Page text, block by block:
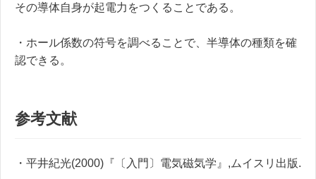
その導体自身が起電力をつくることである。
・ホール係数の符号を調べることで、半導体の種類を確
認できる。
参考文献
・平井紀光(2000)『〔入門〕電気磁気学』,ムイスリ出版.